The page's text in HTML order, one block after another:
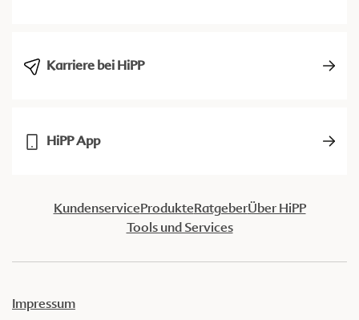
Karriere bei HiPP
HiPP App
KundenserviceProdukteRatgeberÜber HiPP
Tools und Services
Impressum